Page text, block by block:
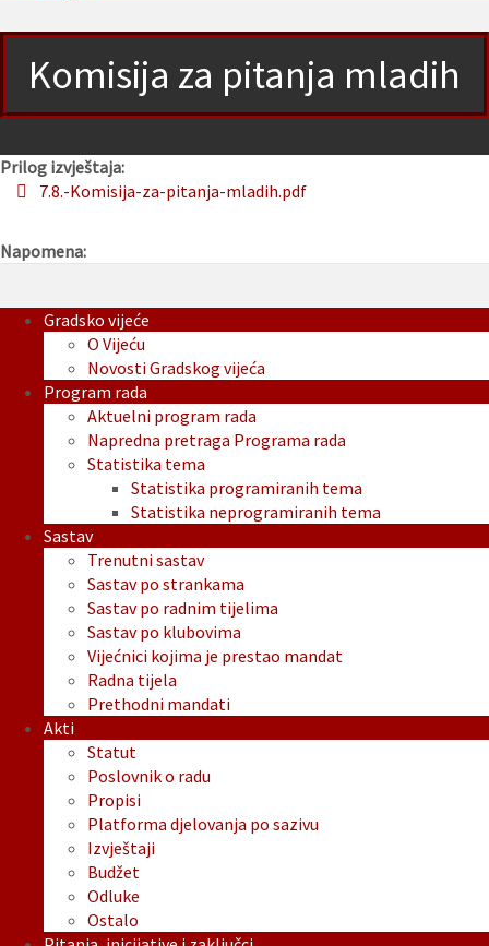
Komisija za pitanja mladih
Prilog izvještaja:
7.8.-Komisija-za-pitanja-mladih.pdf
Napomena:
Gradsko vijeće
O Vijeću
Novosti Gradskog vijeća
Program rada
Aktuelni program rada
Napredna pretraga Programa rada
Statistika tema
Statistika programiranih tema
Statistika neprogramiranih tema
Sastav
Trenutni sastav
Sastav po strankama
Sastav po radnim tijelima
Sastav po klubovima
Vijećnici kojima je prestao mandat
Radna tijela
Prethodni mandati
Akti
Statut
Poslovnik o radu
Propisi
Platforma djelovanja po sazivu
Izvještaji
Budžet
Odluke
Ostalo